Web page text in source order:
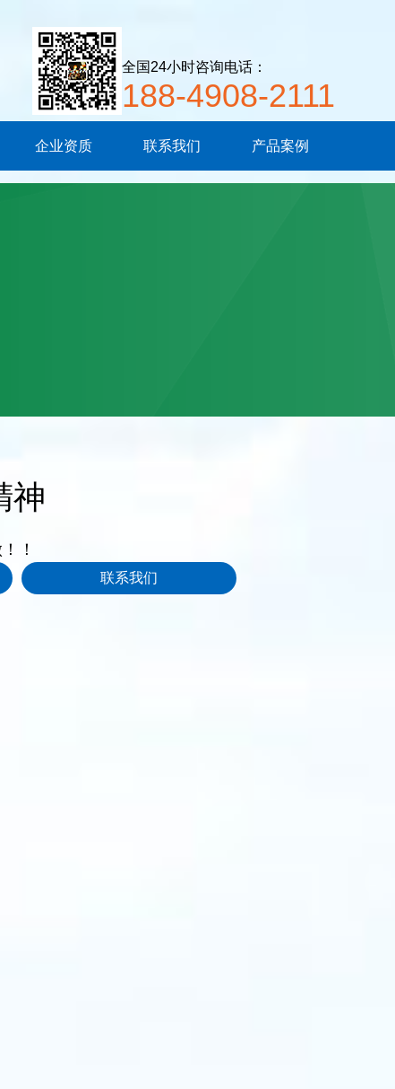
全国24小时咨询电话：
188-4908-2111
企业资质 联系我们 产品案例
神
！
联系我们